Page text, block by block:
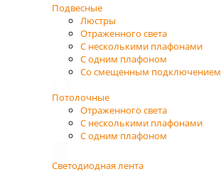
Подвесные
Люстры
Отраженного света
С несколькими плафонами
С одним плафоном
Со смещенным подключением
Потолочные
Отраженного света
С несколькими плафонами
С одним плафоном
Светодиодная лента